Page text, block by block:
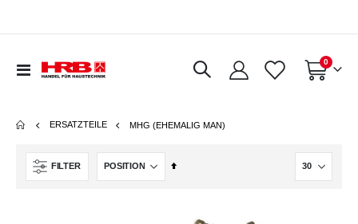
Navigation
Warenkorb
0Artikel
ERSATZTEILE MHG (EHEMALIG MAN)
FILTER
In